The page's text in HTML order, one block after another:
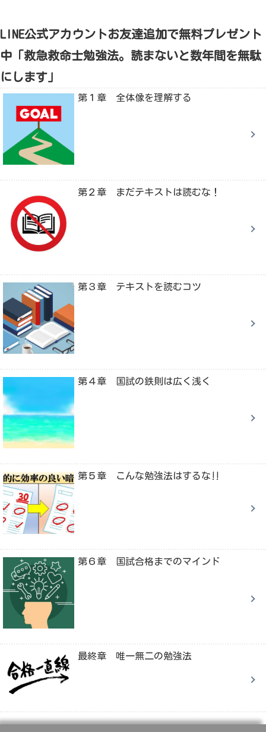
LINE公式アカウントお友達追加で無料プレゼント
中「救急救命士勉強法。読まないと数年間を無駄
にします」
第１章 全体像を理解する
第２章 まだテキストは読むな！
第３章 テキストを読むコツ
第４章 国試の鉄則は広く浅く
第５章 こんな勉強法はするな‼
第６章 国試合格までのマインド
最終章 唯一無二の勉強法